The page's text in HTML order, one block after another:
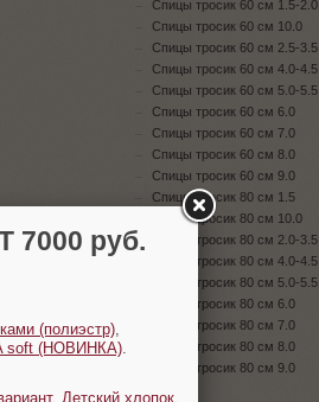
Спицы тросик 60 см 1.5-2.0
Спицы тросик 60 см 10.0
Спицы тросик 60 см 2.5-3.5
Спицы тросик 60 см 4.0-4.5
Спицы тросик 60 см 5.0-5.5
Спицы тросик 60 см 6.0
Спицы тросик 60 см 7.0
Спицы тросик 60 см 8.0
Спицы тросик 60 см 9.0
Спицы тросик 80 см 1.5
Спицы тросик 80 см 10.0
Спицы тросик 80 см 2.0-3.5
Спицы тросик 80 см 4.0-4.5
Спицы тросик 80 см 5.0-5.5
Спицы тросик 80 см 6.0
Спицы тросик 80 см 7.0
Спицы тросик 80 см 8.0
Спицы тросик 80 см 9.0
руб.
(полиэстр)
soft (НОВИНКА)
, Детский хлопок